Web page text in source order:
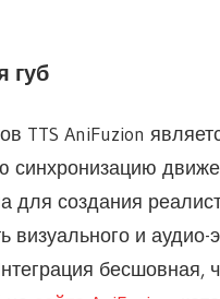
губ
TTS AniFuzion
синхронизацию
для создания
визуального и
бесшовная,